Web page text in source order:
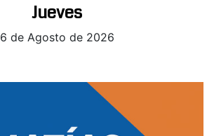
Jueves
6 de Agosto de 2026